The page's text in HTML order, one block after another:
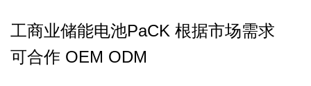
工商业储能电池PaCK 根据市场需求
可合作 OEM ODM